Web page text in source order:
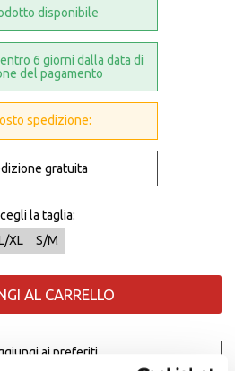
disponibile
6 giorni dalla data di
del pagamento
spedizione:
gratuita
la taglia:
XL
S/M
AL CARRELLO
ai preferiti